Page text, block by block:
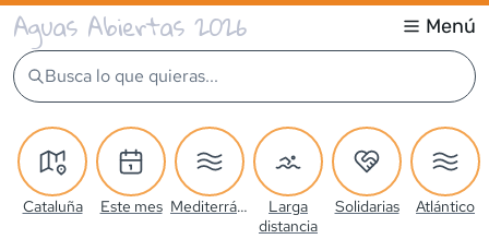
Aguas Abiertas 2026 Menú
Busca lo que quieras...
Cataluña Este mes Mediterráneo
Larga
distancia
Solidarias Atlántico